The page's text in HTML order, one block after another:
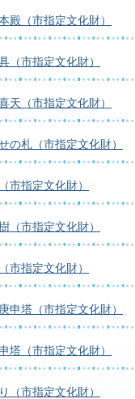
殿（市指定文化財）
（市指定文化財）
天（市指定文化財）
の札（市指定文化財）
市指定文化財）
（市指定文化財）
市指定文化財）
申塔（市指定文化財）
塔（市指定文化財）
（市指定文化財）